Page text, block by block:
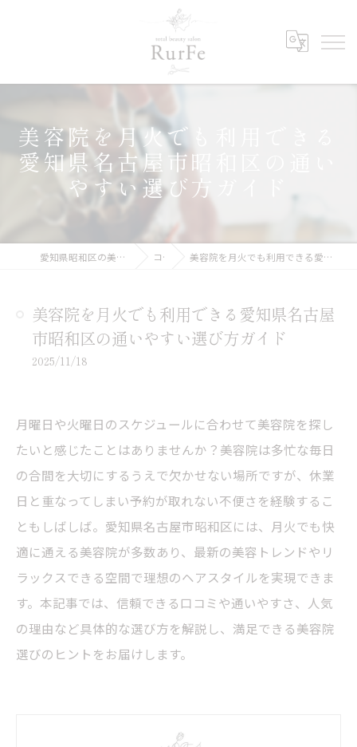
美容院を月火でも利用できる
愛知県名古屋市昭和区の通い
やすい選び方ガイド
愛知県昭和区の美容院ならRurFe【ルルフェ】 コラム 美容院を月火でも利用できる愛知県名古屋市昭和区の通いやすい選び方ガイド
美容院を月火でも利用できる愛知県名古屋
市昭和区の通いやすい選び方ガイド
2025/11/18
月曜日や火曜日のスケジュールに合わせて美容院を探し
たいと感じたことはありませんか？美容院は多忙な毎日
の合間を大切にするうえで欠かせない場所ですが、休業
日と重なってしまい予約が取れない不便さを経験するこ
ともしばしば。愛知県名古屋市昭和区には、月火でも快
適に通える美容院が多数あり、最新の美容トレンドやリ
ラックスできる空間で理想のヘアスタイルを実現できま
す。本記事では、信頼できる口コミや通いやすさ、人気
の理由など具体的な選び方を解説し、満足できる美容院
選びのヒントをお届けします。